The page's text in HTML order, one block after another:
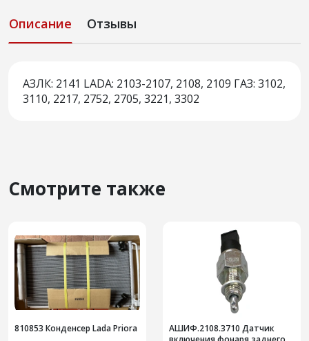
Описание Отзывы
АЗЛК: 2141 LADA: 2103-2107, 2108, 2109 ГАЗ: 3102,
3110, 2217, 2752, 2705, 3221, 3302
Смотрите также
810853 Конденсер Lada Priora
АШИФ.2108.3710 Датчик